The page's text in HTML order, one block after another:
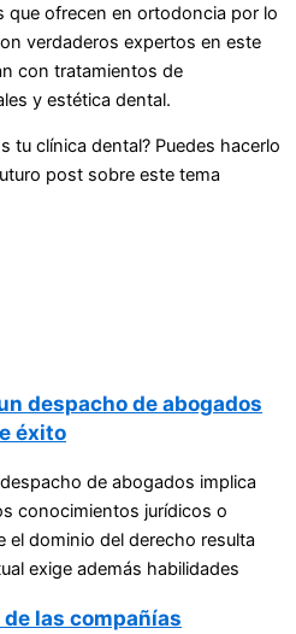
que ofrecen en ortodoncia por lo
verdaderos expertos en este
con tratamientos de
y estética dental.
tu clínica dental? Puedes hacerlo
post sobre este tema
despacho de abogados
éxito
de abogados implica
conocimientos jurídicos o
el dominio del derecho resulta
exige además habilidades
las compañías